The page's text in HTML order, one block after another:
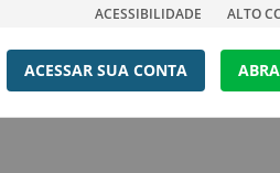
ACESSIBILIDADE ALTO
ACESSAR SUA CONTA